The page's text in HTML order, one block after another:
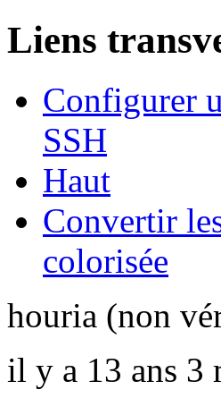
Liens
Configurer
SSH
Haut
Convertir
colorisée
houria (non
il y a 13 ans 3